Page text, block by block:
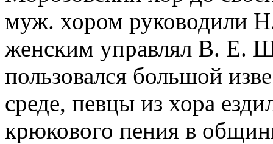
муж. хором руководили
женским управлял В. Е.
пользовался большой
среде, певцы из хора
крюкового пения в